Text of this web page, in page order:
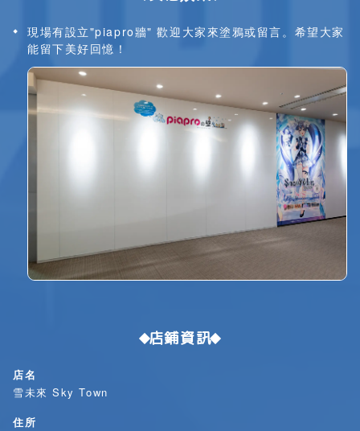
現場有設立"piapro牆" 歡迎大家來塗鴉或留言。希望大家
能留下美好回憶！
店鋪資訊
店名
雪未來 Sky Town
住所